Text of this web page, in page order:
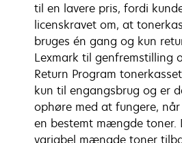
til en lavere pris, fordi
licenskravet om, at
bruges én gang og kun
Lexmark til genfremstilling
Return Program
kun til engangsbrug og er
ophøre med at fungere,
en bestemt mængde toner.
variabel mængde toner